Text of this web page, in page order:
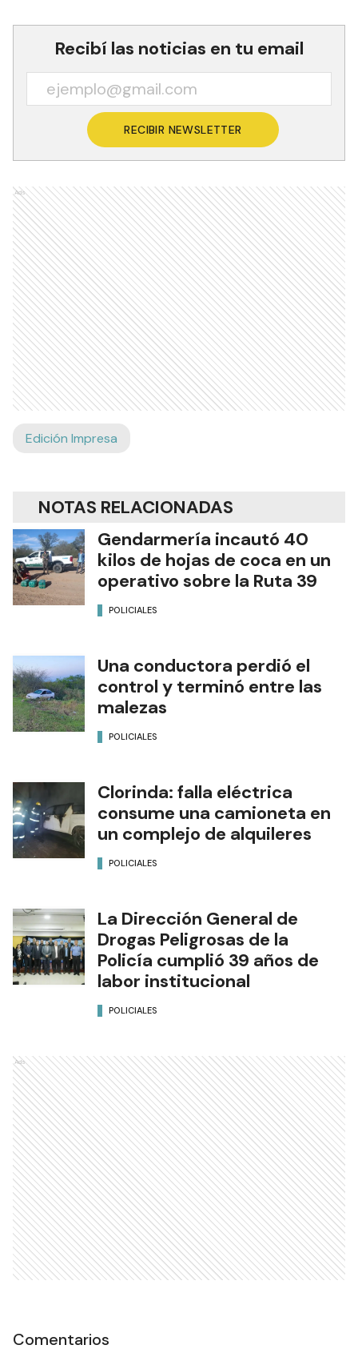
Recibí las noticias en tu email
RECIBIR NEWSLETTER
Ads
Edición Impresa
NOTAS RELACIONADAS
Gendarmería incautó 40
kilos de hojas de coca en un
operativo sobre la Ruta 39
POLICIALES
Una conductora perdió el
control y terminó entre las
malezas
POLICIALES
Clorinda: falla eléctrica
consume una camioneta en
un complejo de alquileres
POLICIALES
La Dirección General de
Drogas Peligrosas de la
Policía cumplió 39 años de
labor institucional
POLICIALES
Ads
Comentarios